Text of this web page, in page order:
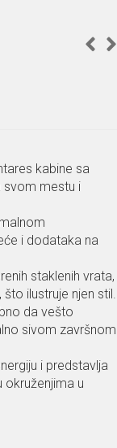
kabine sa
svom mestu i
i dodataka na
staklenih vrata,
ilustruje njen stil.
da vešto
sivom završnom
i predstavlja
u